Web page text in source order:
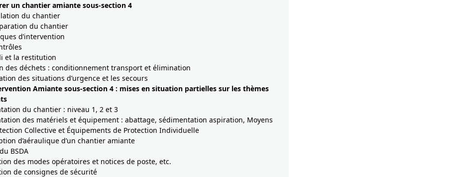
un chantier amiante sous-section 4
du chantier
du chantier
d’intervention
et la restitution
des déchets : conditionnement transport et élimination
des situations d’urgence et les secours
Amiante sous-section 4 : mises en situation partielles sur les thèmes
du chantier : niveau 1, 2 et 3
des matériels et équipement : abattage, sédimentation aspiration, Moyens
Collective et Équipements de Protection Individuelle
d’aéraulique d’un chantier amiante
BSDA
des modes opératoires et notices de poste, etc.
de consignes de sécurité